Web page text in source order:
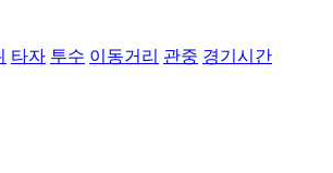
타자 투수 이동거리 관중 경기시간